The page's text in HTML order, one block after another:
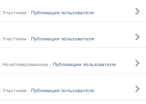
· Публикации пользователя
· Публикации пользователя
· Публикации пользователя
· Публикации пользователя